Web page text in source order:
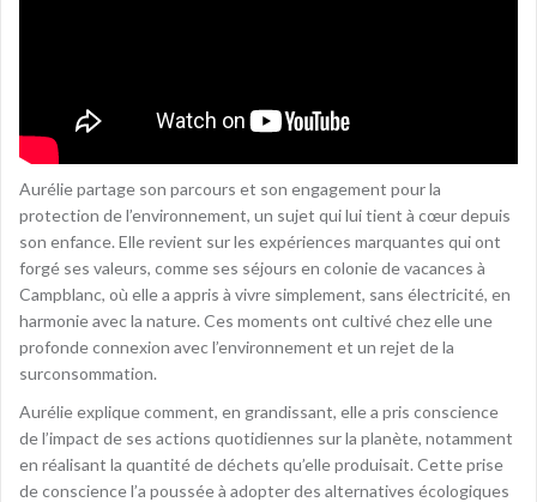
Aurélie partage son parcours et son engagement pour la
protection de l’environnement, un sujet qui lui tient à cœur depuis
son enfance. Elle revient sur les expériences marquantes qui ont
forgé ses valeurs, comme ses séjours en colonie de vacances à
Campblanc, où elle a appris à vivre simplement, sans électricité, en
harmonie avec la nature. Ces moments ont cultivé chez elle une
profonde connexion avec l’environnement et un rejet de la
surconsommation.
Aurélie explique comment, en grandissant, elle a pris conscience
de l’impact de ses actions quotidiennes sur la planète, notamment
en réalisant la quantité de déchets qu’elle produisait. Cette prise
de conscience l’a poussée à adopter des alternatives écologiques